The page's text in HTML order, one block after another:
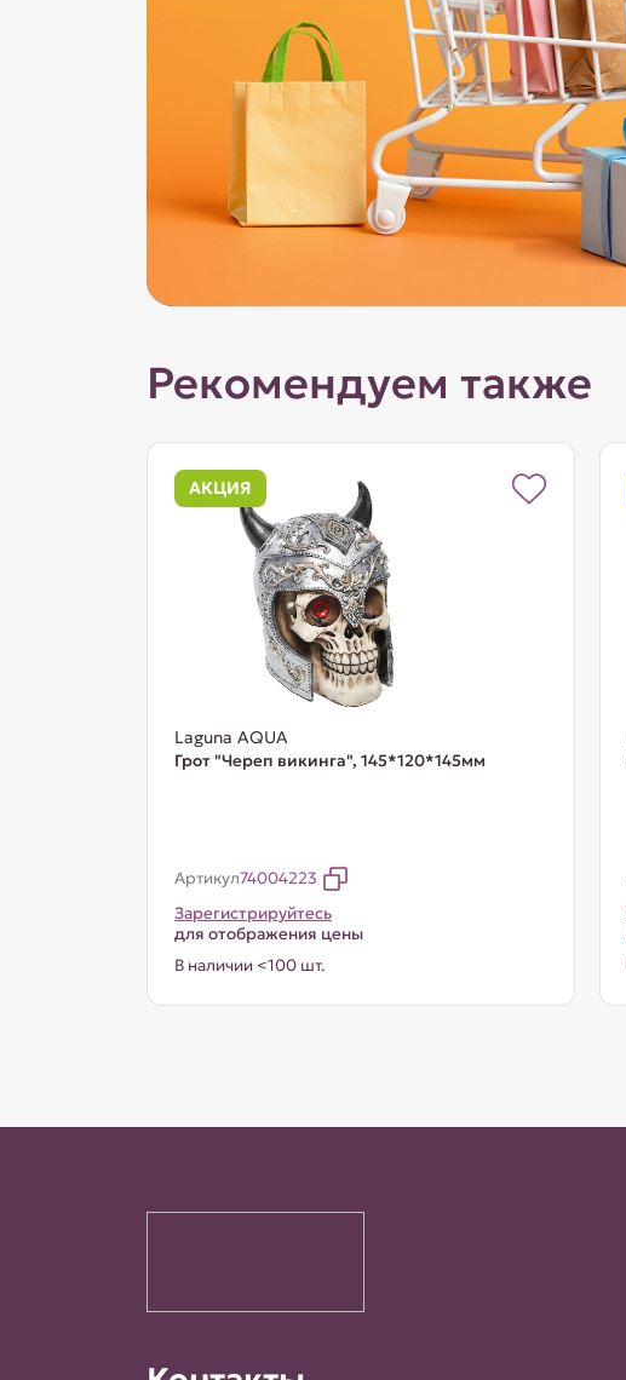
Рекомендуем также
АКЦИЯ
Laguna AQUA
Грот "Череп викинга", 145*120*145мм
Артикул74004223
Зарегистрируйтесь
для отображения цены
В наличии <100 шт.